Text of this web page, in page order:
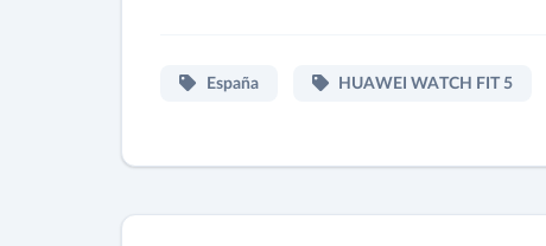
España HUAWEI WATCH FIT 5